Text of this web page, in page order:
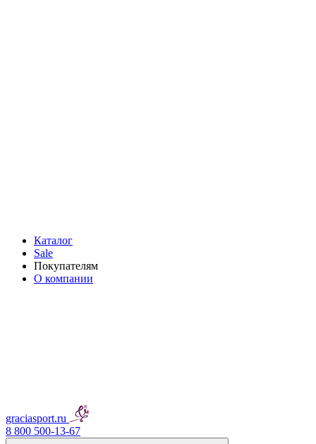
Каталог
Sale
Покупателям
О компании
graciasport.ru
8 800 500-13-67